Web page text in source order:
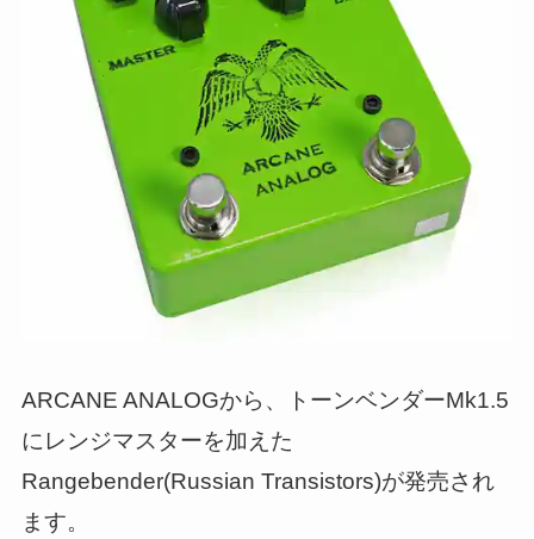
ARCANE ANALOGから、トーンベンダーMk1.5
にレンジマスターを加えた
Rangebender(Russian Transistors)が発売され
ます。